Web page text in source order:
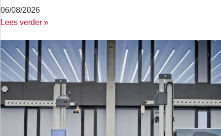
06/08/2026
Lees verder »